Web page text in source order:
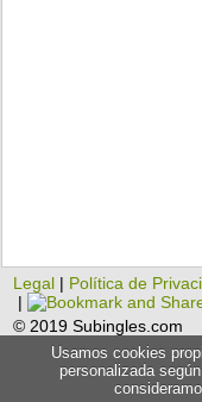
Legal | Política de
|
© 2019 Subingles.com
Usamos cookies
personalizada